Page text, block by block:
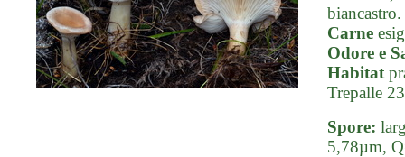
biancastro.
Carne
Odore e
Habitat
Trepalle
Spore:
5,78µm,